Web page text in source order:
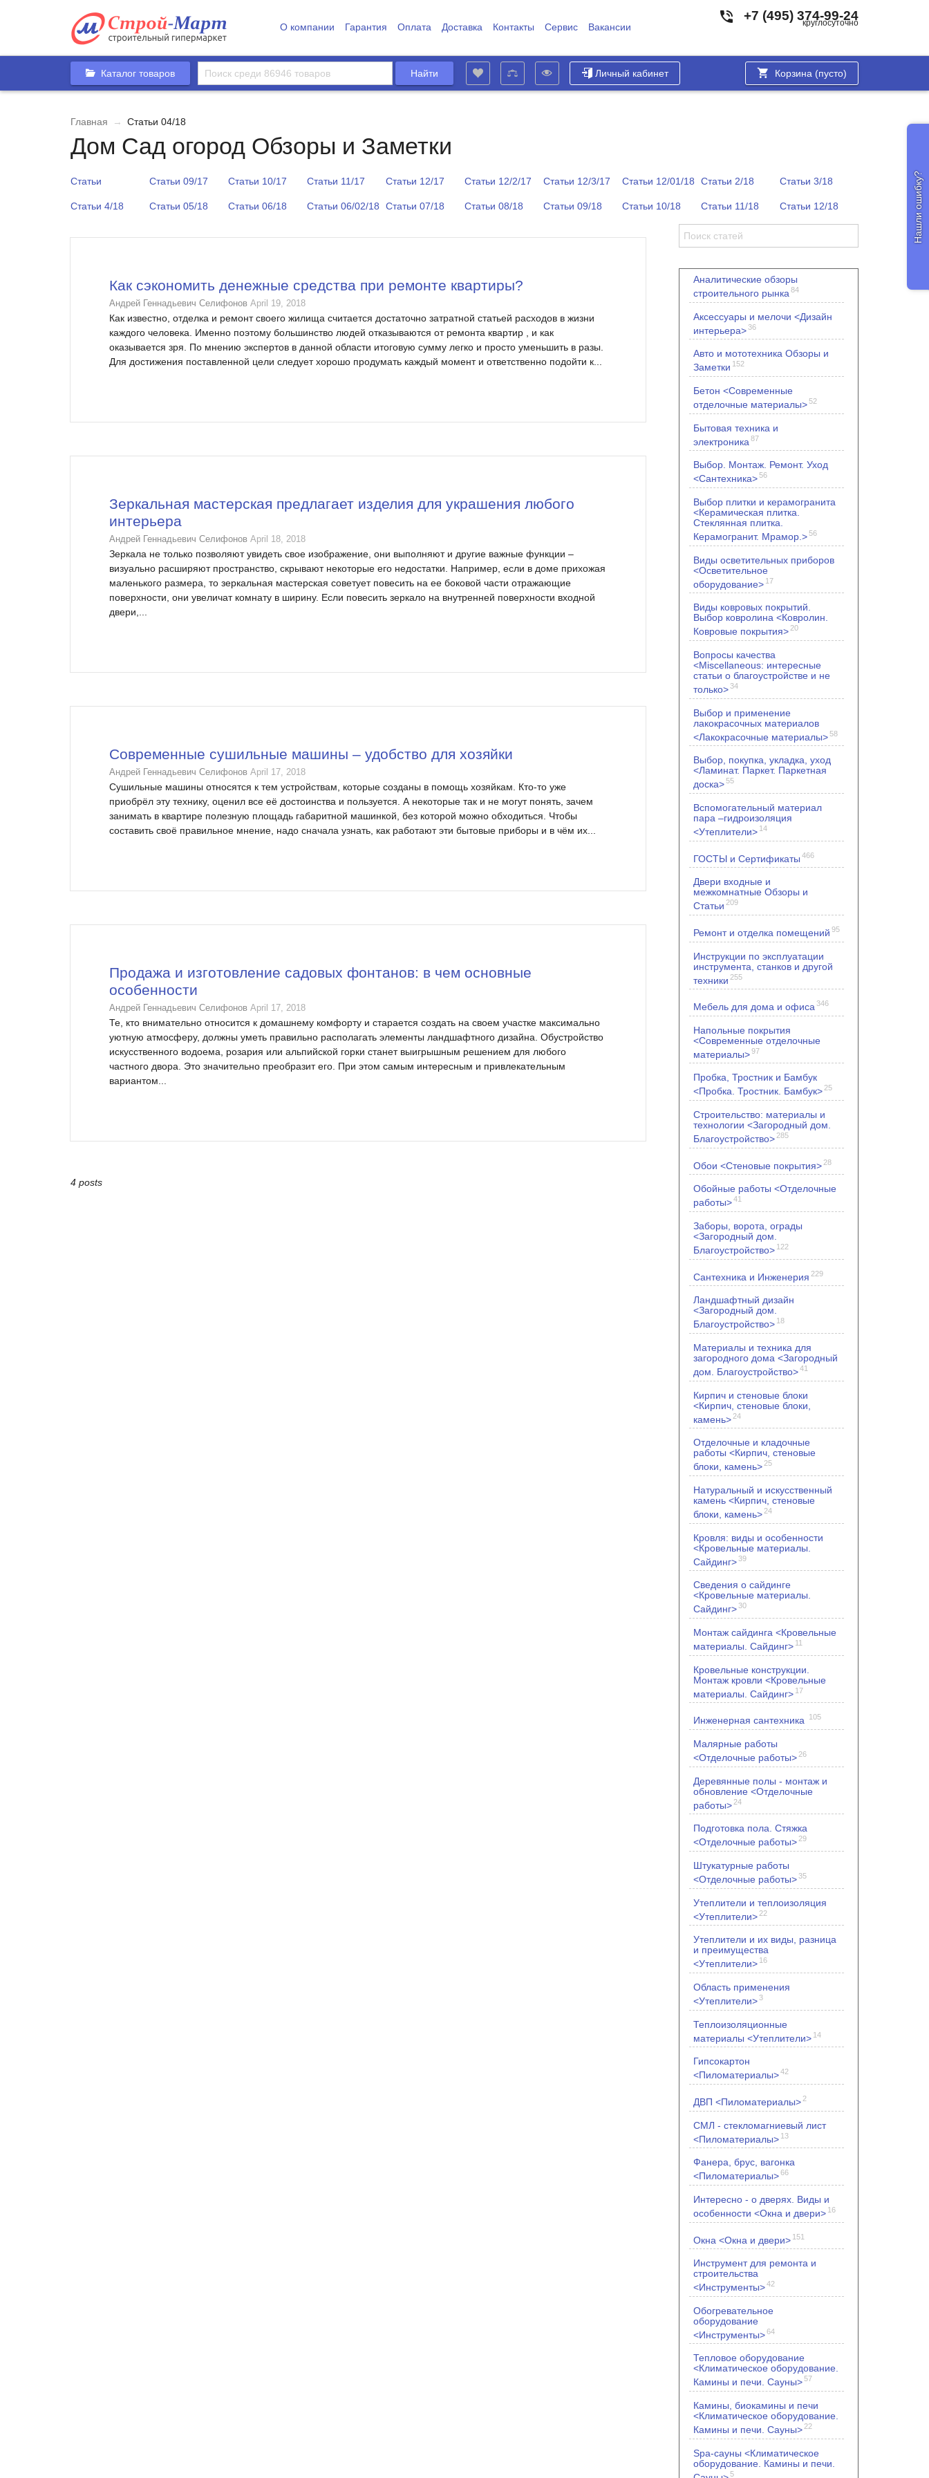
О компании Гарантия Оплата Доставка Контакты Сервис Вакансии
+7 (495) 374-99-24
круглосуточно
Каталог товаров Личный кабинет Корзина (пусто)
Главная → Статьи 04/18
Дом Сад огород Обзоры и Заметки
Статьи Статьи 09/17 Статьи 10/17 Статьи 11/17 Статьи 12/17 Статьи 12/2/17 Статьи 12/3/17 Статьи 12/01/18 Статьи 2/18 Статьи 3/18
Статьи 4/18 Статьи 05/18 Статьи 06/18 Статьи 06/02/18 Статьи 07/18 Статьи 08/18 Статьи 09/18 Статьи 10/18 Статьи 11/18 Статьи 12/18
Как сэкономить денежные средства при ремонте квартиры?
Андрей Геннадьевич Селифонов April 19, 2018
Как известно, отделка и ремонт своего жилища считается достаточно затратной статьей расходов в жизни
каждого человека. Именно поэтому большинство людей отказываются от ремонта квартир , и как
оказывается зря. По мнению экспертов в данной области итоговую сумму легко и просто уменьшить в разы.
Для достижения поставленной цели следует хорошо продумать каждый момент и ответственно подойти к...
Зеркальная мастерская предлагает изделия для украшения любого
интерьера
Андрей Геннадьевич Селифонов April 18, 2018
Зеркала не только позволяют увидеть свое изображение, они выполняют и другие важные функции –
визуально расширяют пространство, скрывают некоторые его недостатки. Например, если в доме прихожая
маленького размера, то зеркальная мастерская советует повесить на ее боковой части отражающие
поверхности, они увеличат комнату в ширину. Если повесить зеркало на внутренней поверхности входной
двери,...
Современные сушильные машины – удобство для хозяйки
Андрей Геннадьевич Селифонов April 17, 2018
Сушильные машины относятся к тем устройствам, которые созданы в помощь хозяйкам. Кто-то уже
приобрёл эту технику, оценил все её достоинства и пользуется. А некоторые так и не могут понять, зачем
занимать в квартире полезную площадь габаритной машинкой, без которой можно обходиться. Чтобы
составить своё правильное мнение, надо сначала узнать, как работают эти бытовые приборы и в чём их...
Продажа и изготовление садовых фонтанов: в чем основные
особенности
Андрей Геннадьевич Селифонов April 17, 2018
Те, кто внимательно относится к домашнему комфорту и старается создать на своем участке максимально
уютную атмосферу, должны уметь правильно располагать элементы ландшафтного дизайна. Обустройство
искусственного водоема, розария или альпийской горки станет выигрышным решением для любого
частного двора. Это значительно преобразит его. При этом самым интересным и привлекательным
вариантом...
4 posts
Аналитические обзоры
строительного рынка 84
Аксессуары и мелочи <Дизайн
интерьера>36
Авто и мототехника Обзоры и
Заметки 152
Бетон <Современные
отделочные материалы>52
Бытовая техника и
электроника 87
Выбор. Монтаж. Ремонт. Уход
<Сантехника>56
Выбор плитки и керамогранита
<Керамическая плитка.
Стеклянная плитка.
Керамогранит. Мрамор.>56
Виды осветительных приборов
<Осветительное
оборудование> 17
Виды ковровых покрытий.
Выбор ковролина <Ковролин.
Ковровые покрытия> 20
Вопросы качества
<Miscellaneous: интересные
статьи о благоустройстве и не
только>34
Выбор и применение
лакокрасочных материалов
<Лакокрасочные материалы>58
Выбор, покупка, укладка, уход
<Ламинат. Паркет. Паркетная
доска>55
Вспомогательный материал
пара –гидроизоляция
<Утеплители> 14
ГОСТЫ и Сертификаты 466
Двери входные и
межкомнатные Обзоры и
Статьи 209
Ремонт и отделка помещений 95
Инструкции по эксплуатации
инструмента, станков и другой
техники 255
Мебель для дома и офиса 346
Напольные покрытия
<Современные отделочные
материалы>97
Пробка, Тростник и Бамбук
<Пробка. Тростник. Бамбук>25
Строительство: материалы и
технологии <Загородный дом.
Благоустройство> 285
Обои <Стеновые покрытия> 28
Обойные работы <Отделочные
работы>41
Заборы, ворота, ограды
<Загородный дом.
Благоустройство> 122
Сантехника и Инженерия 229
Ландшафтный дизайн
<Загородный дом.
Благоустройство> 18
Материалы и техника для
загородного дома <Загородный
дом. Благоустройство>41
Кирпич и стеновые блоки
<Кирпич, стеновые блоки,
камень> 24
Отделочные и кладочные
работы <Кирпич, стеновые
блоки, камень> 25
Натуральный и искусственный
камень <Кирпич, стеновые
блоки, камень> 24
Кровля: виды и особенности
<Кровельные материалы.
Сайдинг>39
Сведения о сайдинге
<Кровельные материалы.
Сайдинг>30
Монтаж сайдинга <Кровельные
материалы. Сайдинг> 11
Кровельные конструкции.
Монтаж кровли <Кровельные
материалы. Сайдинг> 17
Инженерная сантехника 105
Малярные работы
<Отделочные работы> 26
Деревянные полы - монтаж и
обновление <Отделочные
работы> 24
Подготовка пола. Стяжка
<Отделочные работы> 29
Штукатурные работы
<Отделочные работы>35
Утеплители и теплоизоляция
<Утеплители> 22
Утеплители и их виды, разница
и преимущества
<Утеплители> 16
Область применения
<Утеплители>3
Теплоизоляционные
материалы <Утеплители> 14
Гипсокартон
<Пиломатериалы>42
ДВП <Пиломатериалы> 2
СМЛ - стекломагниевый лист
<Пиломатериалы> 13
Фанера, брус, вагонка
<Пиломатериалы>66
Интересно - о дверях. Виды и
особенности <Окна и двери> 16
Окна <Окна и двери> 151
Инструмент для ремонта и
строительства
<Инструменты>42
Обогревательное
оборудование
<Инструменты>64
Тепловое оборудование
<Климатическое оборудование.
Камины и печи. Сауны>57
Камины, биокамины и печи
<Климатическое оборудование.
Камины и печи. Сауны> 22
Spa-сауны <Климатическое
оборудование. Камины и печи.
5
Нашли ошибку?